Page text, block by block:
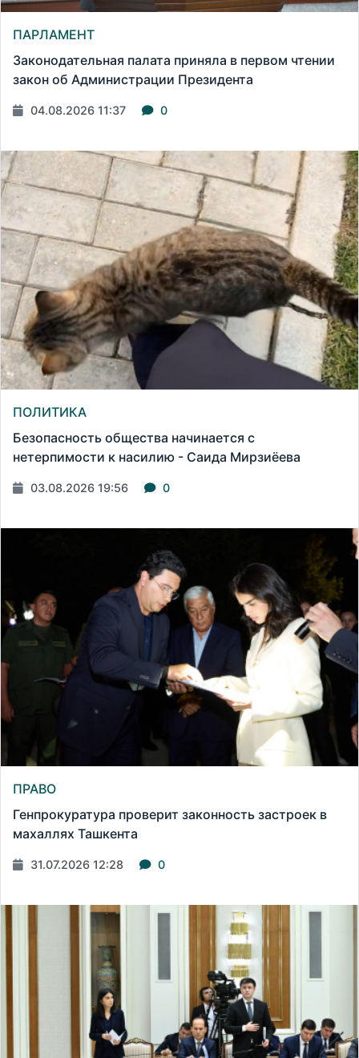
ПАРЛАМЕНТ
Законодательная палата приняла в первом чтении
закон об Администрации Президента
04.08.2026 11:37 0
ПОЛИТИКА
Безопасность общества начинается с
нетерпимости к насилию - Саида Мирзиёева
03.08.2026 19:56 0
ПРАВО
Генпрокуратура проверит законность застроек в
махаллях Ташкента
31.07.2026 12:28 0